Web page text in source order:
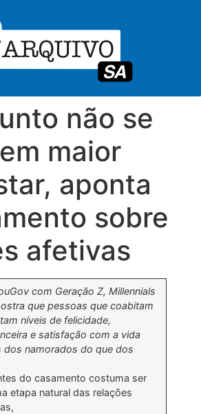
não se
maior
aponta
sobre
afetivas
com Geração Z, Millennials
que pessoas que coabitam
níveis de felicidade,
e satisfação com a vida
dos namorados do que dos
do casamento costuma ser
etapa natural das relações